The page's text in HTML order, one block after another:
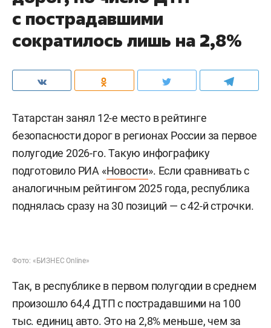
с пострадавшими
сократилось лишь на 2,8%
Татарстан занял 12-е место в рейтинге
безопасности дорог в регионах России за первое
полугодие 2026-го. Такую инфографику
подготовило РИА «Новости». Если сравнивать с
аналогичным рейтингом 2025 года, республика
поднялась сразу на 30 позиций — с 42-й строчки.
Фото: «БИЗНЕС Online»
Так, в республике в первом полугодии в среднем
произошло 64,4 ДТП с пострадавшими на 100
тыс. единиц авто. Это на 2,8% меньше, чем за